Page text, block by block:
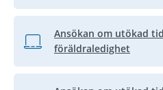
Ansökan om utökad
föräldraledighet
Länk till annan webbplats,